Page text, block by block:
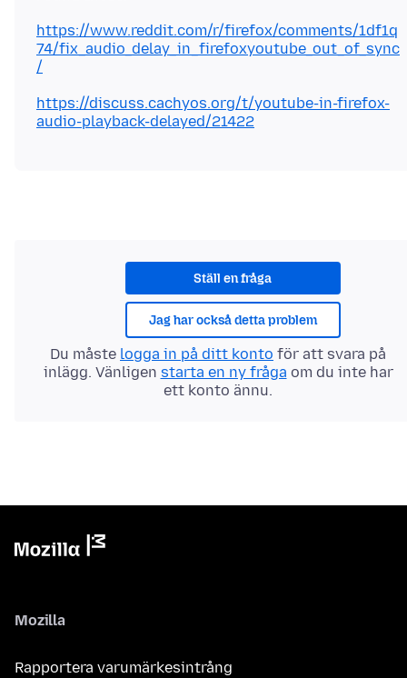
https://www.reddit.com/r/firefox/comments/1df1q
74/fix_audio_delay_in_firefoxyoutube_out_of_sync
/
https://discuss.cachyos.org/t/youtube-in-firefox-
audio-playback-delayed/21422
Ställ en fråga
Jag har också detta problem
Du måste logga in på ditt konto för att svara på
inlägg. Vänligen starta en ny fråga om du inte har
ett konto ännu.
Mozilla
Rapportera varumärkesintrång